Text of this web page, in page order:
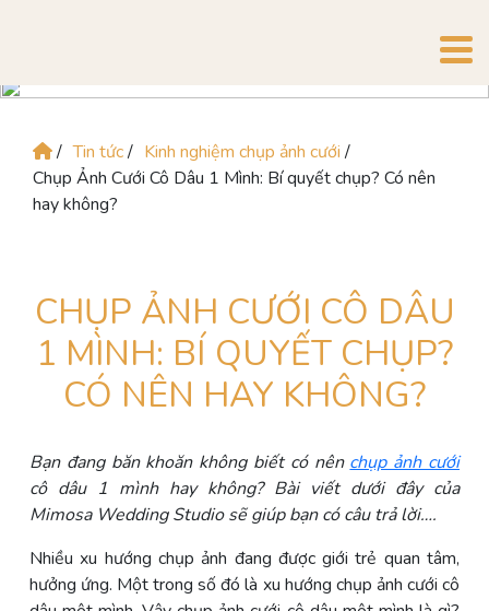
/ Tin tức/ Kinh nghiệm chụp ảnh cưới/
Chụp Ảnh Cưới Cô Dâu 1 Mình: Bí quyết chụp? Có nên
hay không?
CHỤP ẢNH CƯỚI CÔ DÂU
1 MÌNH: BÍ QUYẾT CHỤP?
CÓ NÊN HAY KHÔNG?
Bạn đang băn khoăn không biết có nên chụp ảnh cưới
cô dâu 1 mình hay không? Bài viết dưới đây của
Mimosa Wedding Studio sẽ giúp bạn có câu trả lời….
Nhiều xu hướng chụp ảnh đang được giới trẻ quan tâm,
hưởng ứng. Một trong số đó là xu hướng chụp ảnh cưới cô